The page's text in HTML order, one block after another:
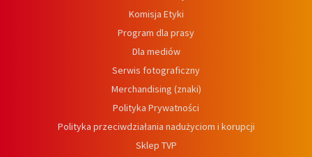
Komisja Etyki
Program dla prasy
Dla mediów
Serwis fotograficzny
Merchandising (znaki)
Polityka Prywatności
Polityka przeciwdziałania nadużyciom i korupcji
Sklep TVP